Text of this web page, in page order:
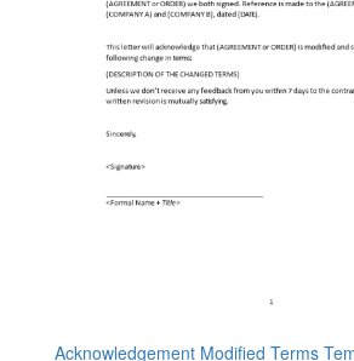
Acknowledgement Modified Terms